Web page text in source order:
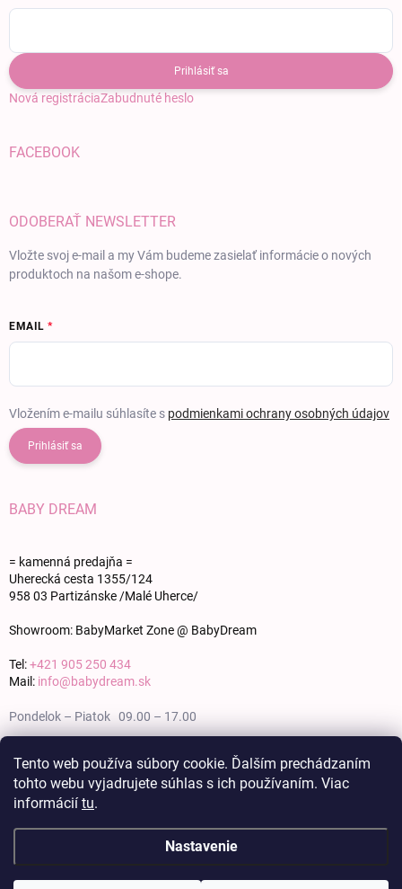
Tento web používa súbory cookie. Ďalším prechádzaním
tohto webu vyjadrujete súhlas s ich používaním. Viac
informácií tu.
Nastavenie
Prihlásiť sa
Nová registráciaZabudnuté heslo
FACEBOOK
ODOBERAŤ NEWSLETTER
Vložte svoj e-mail a my Vám budeme zasielať informácie o nových
produktoch na našom e-shope.
EMAIL
Vložením e-mailu súhlasíte s podmienkami ochrany osobných údajov
Prihlásiť sa
BABY DREAM
= kamenná predajňa =
Uherecká cesta 1355/124
958 03 Partizánske /Malé Uherce/
Showroom: BabyMarket Zone @ BabyDream
Tel:+421 905 250 434
Mail: info@babydream.sk
Pondelok – Piatok 09.00 – 17.00
Nedeľa zatvorené
Copyright 2026BABY DREAM. Všetky práva vyhradené.Upraviť nastavenie